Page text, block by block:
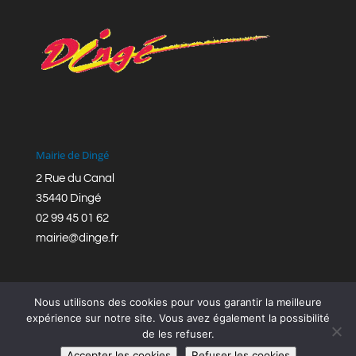
Mairie de Dingé
2 Rue du Canal
35440 Dingé
02 99 45 01 62
mairie@dinge.fr
Réalisation © Mairie de Dingé,Bretagne Romantique
Nous utilisons des cookies pour vous garantir la meilleure
expérience sur notre site. Vous avez également la possibilité
de les refuser.